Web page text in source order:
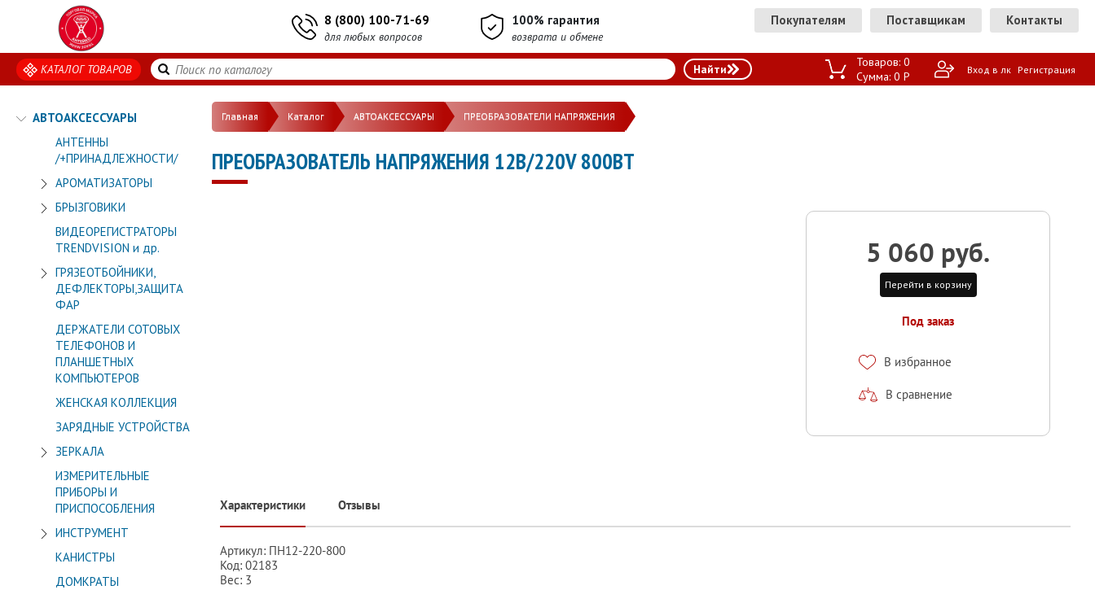
8 (800) 100-71-69
для любых вопросов
100% гарантия
возврата и обмене
Покупателям Поставщикам Контакты
КАТАЛОГ ТОВАРОВ Товаров: 0
Сумма: 0 P Вход в лк Регистрация
АВТОАКСЕССУАРЫ
АНТЕННЫ
/+ПРИНАДЛЕЖНОСТИ/
АРОМАТИЗАТОРЫ
БРЫЗГОВИКИ
ВИДЕОРЕГИСТРАТОРЫ
TRENDVISION и др.
ГРЯЗЕОТБОЙНИКИ,
ДЕФЛЕКТОРЫ,ЗАЩИТА
ФАР
ДЕРЖАТЕЛИ СОТОВЫХ
ТЕЛЕФОНОВ И
ПЛАНШЕТНЫХ
КОМПЬЮТЕРОВ
ЖЕНСКАЯ КОЛЛЕКЦИЯ
ЗАРЯДНЫЕ УСТРОЙСТВА
ЗЕРКАЛА
ИЗМЕРИТЕЛЬНЫЕ
ПРИБОРЫ И
ПРИСПОСОБЛЕНИЯ
ИНСТРУМЕНТ
КАНИСТРЫ
ДОМКРАТЫ
Главная Каталог АВТОАКСЕССУАРЫ ПРЕОБРАЗОВАТЕЛИ НАПРЯЖЕНИЯ
ПРЕОБРАЗОВАТЕЛЬ НАПРЯЖЕНИЯ 12В/220V 800ВТ
5 060 руб.
Перейти в корзину
Под заказ
В избранное
В сравнение
Характеристики Отзывы
Артикул: ПН12-220-800
Код: 02183
Вес: 3